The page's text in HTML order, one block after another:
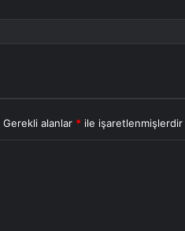
Gerekli alanlar * ile işaretlenmişlerdir